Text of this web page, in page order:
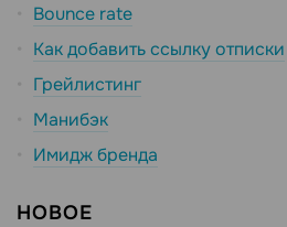
Bounce rate
Как добавить ссылку отписки
Грейлистинг
Манибэк
Имидж бренда
НОВОЕ